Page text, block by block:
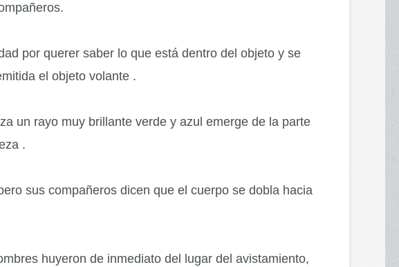
por querer saber lo que está dentro del objeto y se
el objeto volante .
un rayo muy brillante verde y azul emerge de la parte
.
sus compañeros dicen que el cuerpo se dobla hacia
huyeron de inmediato del lugar del avistamiento,